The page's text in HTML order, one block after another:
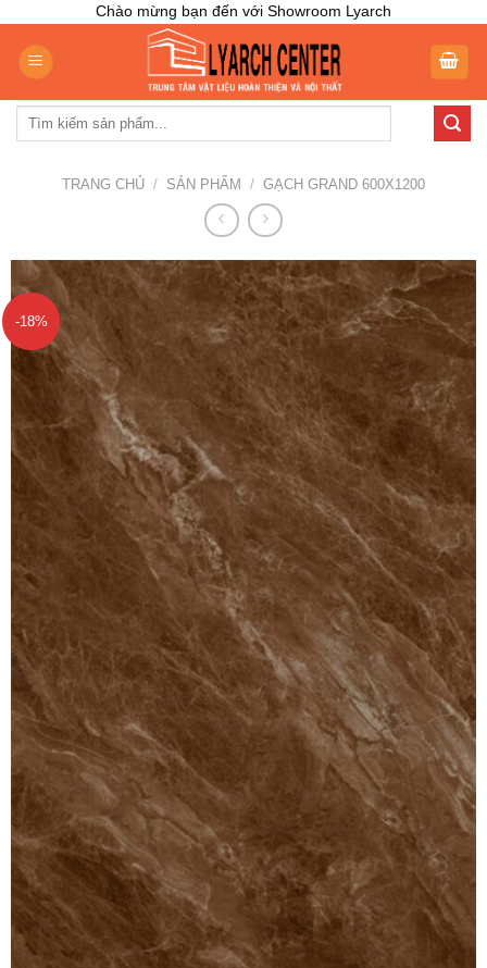
content
Chào mừng bạn đến với Showroom Lyarch
Tìm
TRANG CHỦ / SẢN PHẨM / GẠCH GRAND 600X1200
-18%